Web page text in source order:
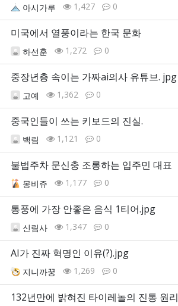
아시가루 1,427 0
미국에서 열풍이라는 한국 문화
하선훈 1,272 0
중장년층 속이는 가짜ai의사 유튜브. jpg
고예 1,362 0
중국인들이 쓰는 키보드의 진실.
백림 1,121 0
불법주차 문신충 조롱하는 입주민 대표
몽비쥬 1,177 0
통풍에 가장 안좋은 음식 1티어.jpg
신림사 1,347 0
AI가 진짜 혁명인 이유(?).jpg
지니까꿍 1,269 0
132년만에 밝혀진 타이레놀의 진통 원리